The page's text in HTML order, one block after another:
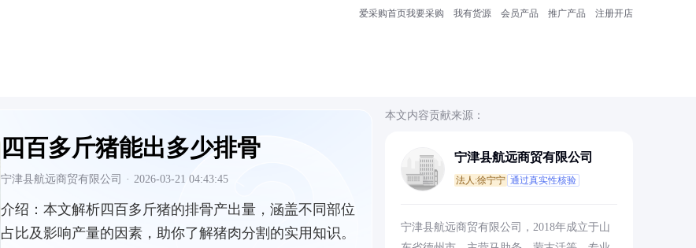
爱采购首页我要采购 我有货源 会员产品 推广产品 注册开店
四百多斤猪能出多少排骨
宁津县航远商贸有限公司 · 2026-03-21 04:43:45
介绍： 本文解析四百多斤猪的排骨产出量，涵盖不同部位
占比及影响产量的因素，助你了解猪肉分割的实用知识。
本文内容贡献来源：
宁津县航远商贸有限公司
法人:徐宁宁 通过真实性核验
宁津县航远商贸有限公司，2018年成立于山